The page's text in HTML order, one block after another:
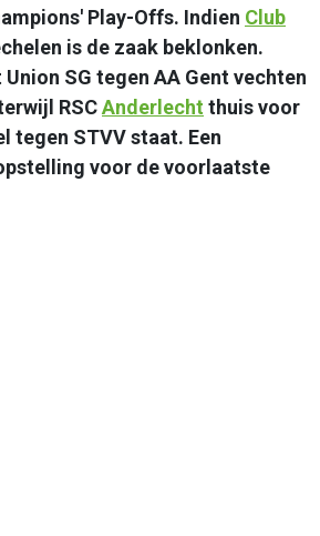
Play-Offs. Indien Club
is de zaak beklonken.
SG tegen AA Gent vechten
RSCAnderlecht thuis voor
tegen STVV staat. Een
voor de voorlaatste